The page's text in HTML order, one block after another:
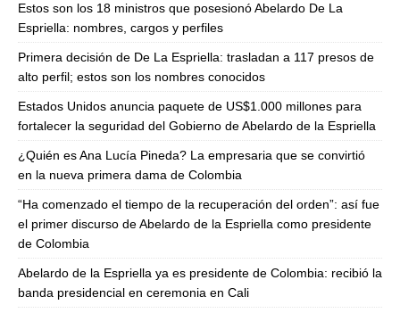
Estos son los 18 ministros que posesionó Abelardo De La
Espriella: nombres, cargos y perfiles
Primera decisión de De La Espriella: trasladan a 117 presos de
alto perfil; estos son los nombres conocidos
Estados Unidos anuncia paquete de US$1.000 millones para
fortalecer la seguridad del Gobierno de Abelardo de la Espriella
¿Quién es Ana Lucía Pineda? La empresaria que se convirtió
en la nueva primera dama de Colombia
“Ha comenzado el tiempo de la recuperación del orden”: así fue
el primer discurso de Abelardo de la Espriella como presidente
de Colombia
Abelardo de la Espriella ya es presidente de Colombia: recibió la
banda presidencial en ceremonia en Cali